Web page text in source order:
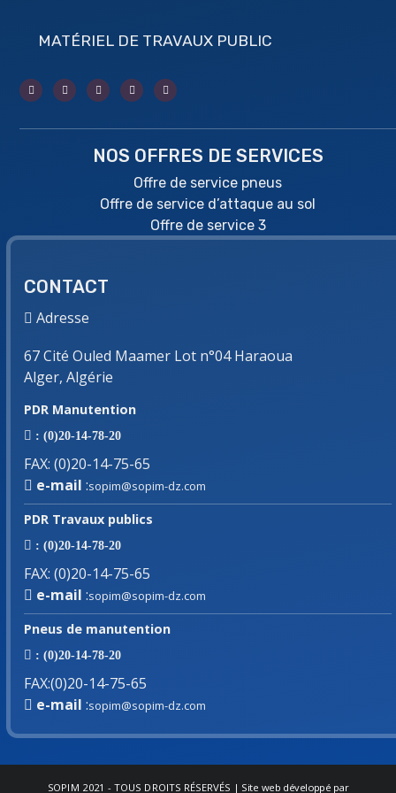
MATÉRIEL DE TRAVAUX PUBLIC
NOS OFFRES DE SERVICES
Offre de service pneus
Offre de service d’attaque au sol
Offre de service 3
CONTACT
Adresse
67 Cité Ouled Maamer Lot n°04 Haraoua
Alger, Algérie
PDR Manutention
: (0)20-14-78-20
FAX:(0)20-14-75-65
e-mail:sopim@sopim-dz.com
PDR Travaux publics
: (0)20-14-78-20
FAX:(0)20-14-75-65
e-mail:sopim@sopim-dz.com
Pneus de manutention
: (0)20-14-78-20
FAX:(0)20-14-75-65
e-mail:sopim@sopim-dz.com
SOPIM 2021 - TOUS DROITS RÉSERVÉS | Site web développé par